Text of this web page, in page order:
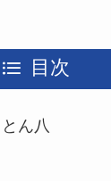
目次
ん八